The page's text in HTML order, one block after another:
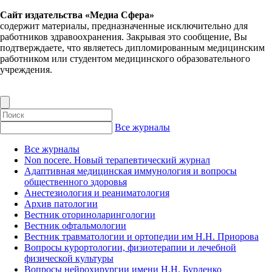
Сайт издательства «Медиа Сфера»
содержит материалы, предназначенные исключительно для
работников здравоохранения. Закрывая это сообщение, Вы
подтверждаете, что являетесь дипломированным медицинским
работником или студентом медицинского образовательного
учреждения.
Все журналы
Все журналы
Non nocere. Новый терапевтический журнал
Адаптивная медицинская иммунология и вопросы
общественного здоровья
Анестезиология и реаниматология
Архив патологии
Вестник оториноларингологии
Вестник офтальмологии
Вестник травматологии и ортопедии им Н.Н. Приорова
Вопросы курортологии, физиотерапии и лечебной
физической культуры
Вопросы нейрохирургии имени Н.Н. Бурденко